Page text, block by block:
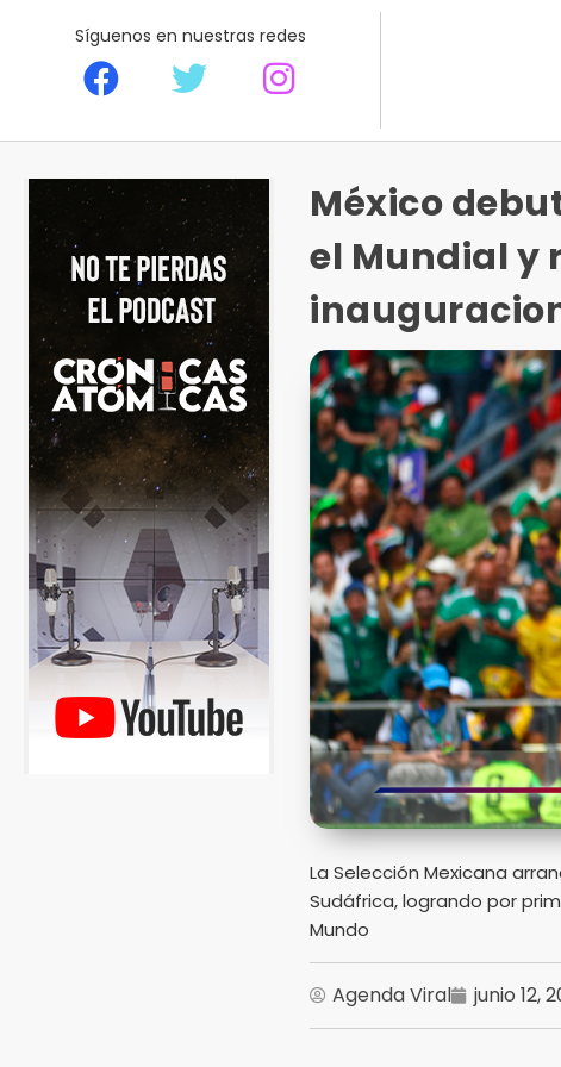
Síguenos en nuestras redes
México
el Mundial y
La Selección Mexicana
Sudáfrica, logrando por
Mundo
Agenda Viral junio 12,